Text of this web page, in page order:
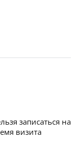
записаться на
визита